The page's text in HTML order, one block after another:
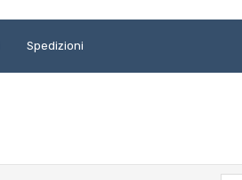
Spedizioni